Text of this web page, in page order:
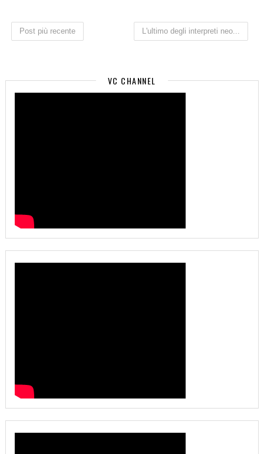
Post più recente L'ultimo degli interpreti neo...
VC CHANNEL